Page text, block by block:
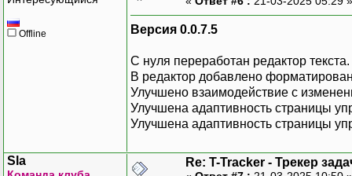
Offline Версия 0.0.7.5
С нуля переработан редактор текста.
В редактор добавлено
Улучшено взаимодействие с
Улучшена адаптивность страницы
Улучшена адаптивность страницы
Sla Re: T-Tracker - Трекер